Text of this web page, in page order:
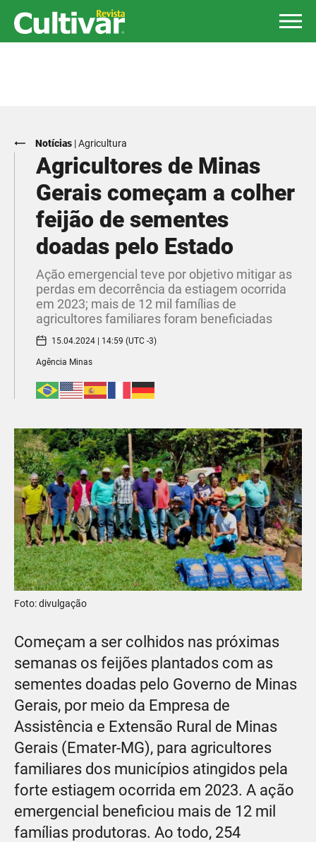
Notícias |Agricultura
Agricultores de Minas
Gerais começam a colher
feijão de sementes
doadas pelo Estado
Ação emergencial teve por objetivo mitigar as
perdas em decorrência da estiagem ocorrida
em 2023; mais de 12 mil famílias de
agricultores familiares foram beneficiadas
15.04.2024 | 14:59 (UTC -3)
Agência Minas
Foto: divulgação
Começam a ser colhidos nas próximas
semanas os feijões plantados com as
sementes doadas pelo Governo de Minas
Gerais, por meio da Empresa de
Assistência e Extensão Rural de Minas
Gerais (Emater-MG), para agricultores
familiares dos municípios atingidos pela
forte estiagem ocorrida em 2023. A ação
emergencial beneficiou mais de 12 mil
famílias produtoras. Ao todo, 254